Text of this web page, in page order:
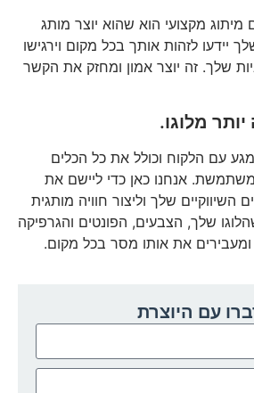
מיתוג מקצועי הוא שהוא יוצר מותג
יידעו לזהות אותך בכל מקום וירגישו
שלך. זה יוצר אמון ומחזק את הקשר
מלוגו.
עם הלקוח וכולל את כל הכלים
אנחנו כאן כדי ליישם את
השיווקיים שלך וליצור חוויה מותגית
שלך, הצבעים, הפונטים והגרפיקה
את אותו מסר בכל מקום.
עם היוצרת